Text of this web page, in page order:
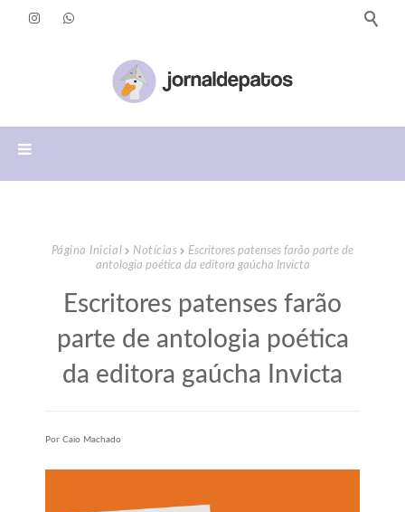
Página Inicial Notícias
Escritores patenses farão parte de
antologia poética da editora gaúcha Invicta
Escritores patenses farão
parte de antologia poética
da editora gaúcha Invicta
Por Caio Machado